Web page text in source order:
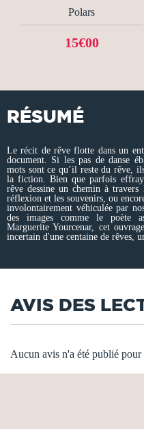
Polars
15€00
RÉSUMÉ
Le récit de rêve flotte dans un
document. Si les pas de danse
mots sont ce qu’il reste du rêve,
la fiction. Bien que parfois
rêve dessine un chemin à
réflexion et les souvenirs, ou
involontairement véhiculée par
des images comme le poète
Marguerite Yourcenar, cet
incertain d'une centaine de rêves,
AVIS DES
Aucun avis n'a été publié pour